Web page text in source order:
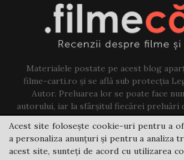
Materialele postate pe acest blog
filme-carti.ro și se află sub protecția
Autor. Preluarea lor se poate face
autorului, iar la sfârșitul fiecărei preluări
existe un link către acest
Contact us:jovi@filme-
Acest site folosește cookie-uri pentru a
a personaliza anunțuri și pentru a analiza
acest site, sunteți de acord cu utilizarea